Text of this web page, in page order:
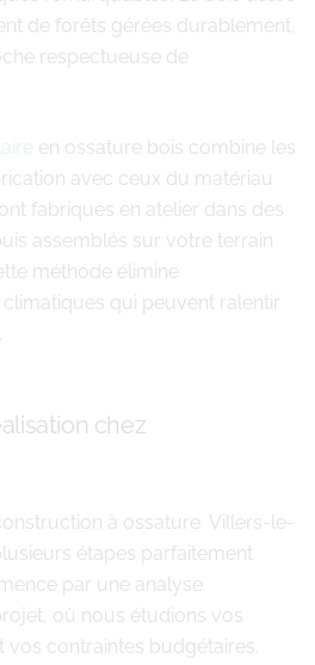
de forêts gérées durablement,
respectueuse de
en ossature bois combine les
avec ceux du matériau
fabriqués en atelier dans des
assemblés sur votre terrain
méthode élimine
qui peuvent ralentir
chez
à ossature Villers-le-
étapes parfaitement
par une analyse
où nous étudions vos
vos contraintes budgétaires.